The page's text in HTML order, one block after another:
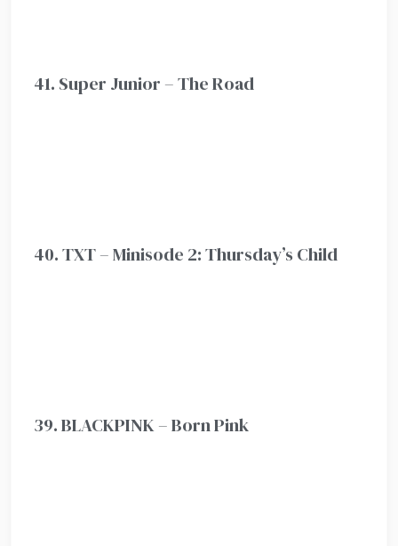
41. Super Junior – The Road
40. TXT – Minisode 2: Thursday’s Child
39. BLACKPINK – Born Pink